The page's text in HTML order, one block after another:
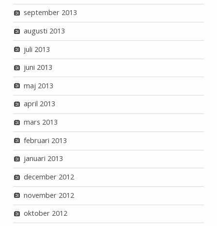
september 2013
augusti 2013
juli 2013
juni 2013
maj 2013
april 2013
mars 2013
februari 2013
januari 2013
december 2012
november 2012
oktober 2012